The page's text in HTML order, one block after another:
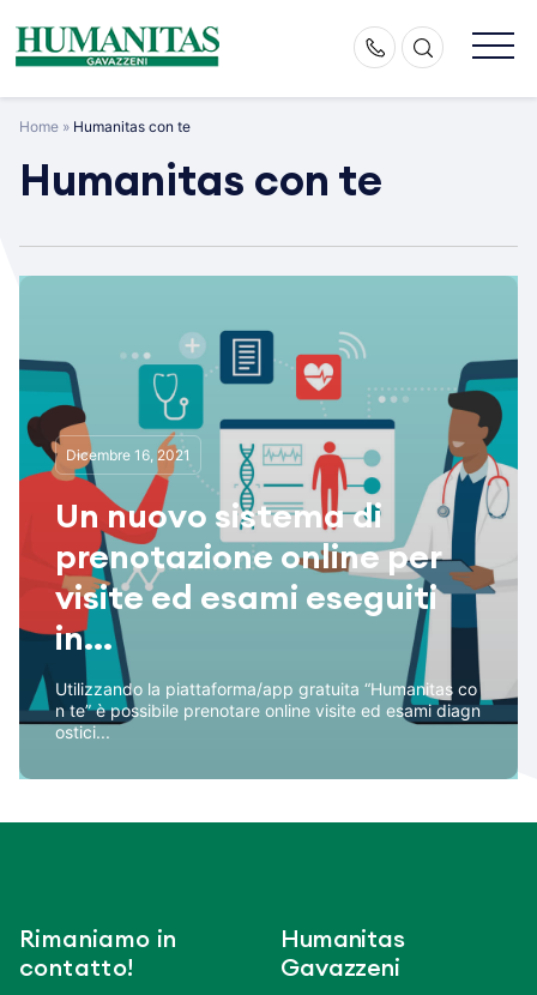
content
Home » Humanitas con te
Humanitas con te
Dicembre 16, 2021
Un nuovo sistema di
prenotazione online per
visite ed esami eseguiti
in...
Utilizzando la piattaforma/app gratuita “Humanitas co
n te” è possibile prenotare online visite ed esami diagn
ostici...
Rimaniamo in
contatto!
Humanitas
Gavazzeni